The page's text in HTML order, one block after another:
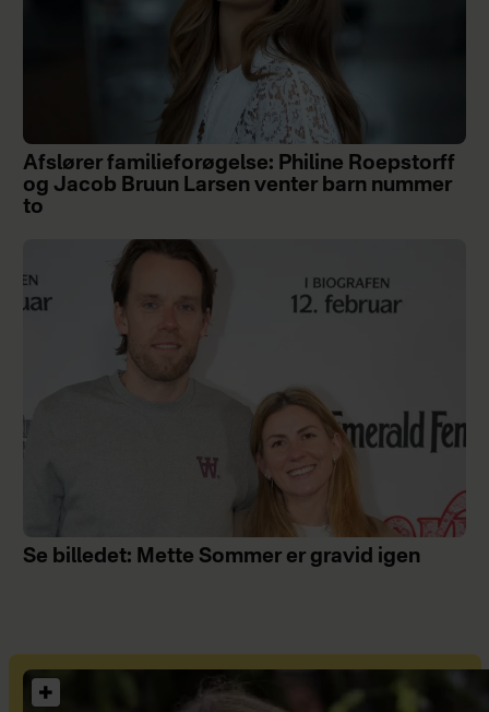
Afslører familieforøgelse: Philine Roepstorff
og Jacob Bruun Larsen venter barn nummer
to
Se billedet: Mette Sommer er gravid igen